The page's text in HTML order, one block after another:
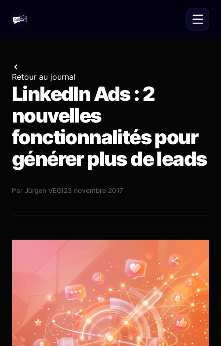
Retour au journal
LinkedIn Ads : 2
nouvelles
fonctionnalités pour
générer plus de leads
Par Jürgen VEGI23 novembre 2017